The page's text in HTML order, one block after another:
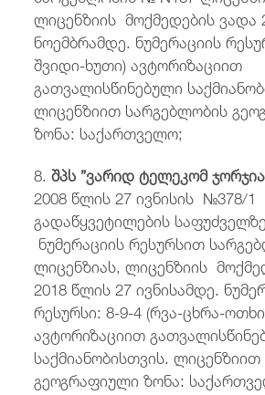
ლიცენზიის მოქმედების ვადა
ნოემბრამდე. ნუმერაციის
შვიდი-ხუთი) ავტორიზაციით
გათვალისწინებული
ლიცენზიით სარგებლობის
ზონა: საქართველო;
8.შპს ”ვარიდ ტელეკომ
2008 წლის 27 ივნისის №378/1
გადაწყვეტილების
ნუმერაციის რესურსით
ლიცენზიას, ლიცენზიის
2018 წლის 27 ივნისამდე.
რესურსი: 8-9-4 (რვა-ცხრა-
ავტორიზაციით
საქმიანობისთვის.
გეოგრაფიული ზონა: